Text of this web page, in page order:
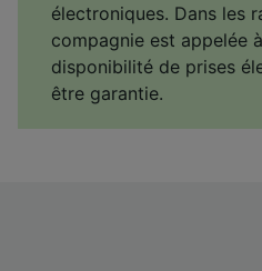
électroniques. Dans les
compagnie est appelée
disponibilité de prises
être garantie.